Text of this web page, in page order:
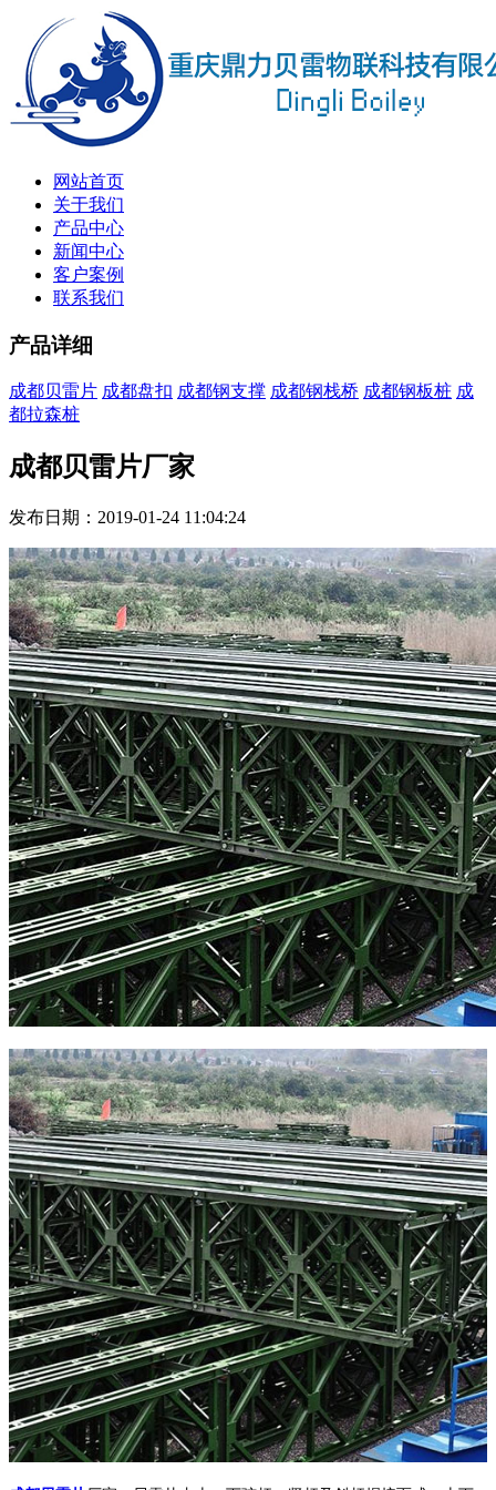
网站首页
关于我们
产品中心
新闻中心
客户案例
联系我们
产品详细
成都贝雷片 成都盘扣 成都钢支撑 成都钢栈桥 成都钢板桩 成
都拉森桩
成都贝雷片厂家
发布日期：2019-01-24 11:04:24